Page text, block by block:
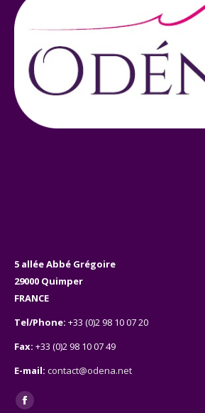
5 allée Abbé Grégoire
29000 Quimper
FRANCE
Tel/Phone: +33 (0)2 98 10 07 20
Fax: +33 (0)2 98 10 07 49
E-mail: contact@odena.net
Facebook